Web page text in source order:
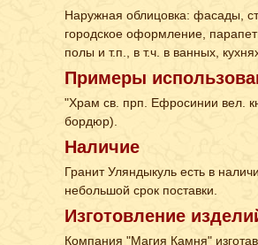
Наружная облицовка: фасады,
городское оформление,
полы и т.п., в т.ч. в ванных,
Примеры
"Храм св. прп. Ефросинии вел.
бордюр).
Наличие
Гранит Уляндыкуль есть в
небольшой срок поставки.
Изготовление
Компания "Магия Камня"